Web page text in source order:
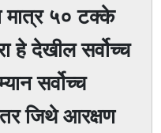
मात्र ५० टक्के
हे देखील सर्वोच्च
सर्वोच्च
जिथे आरक्षण